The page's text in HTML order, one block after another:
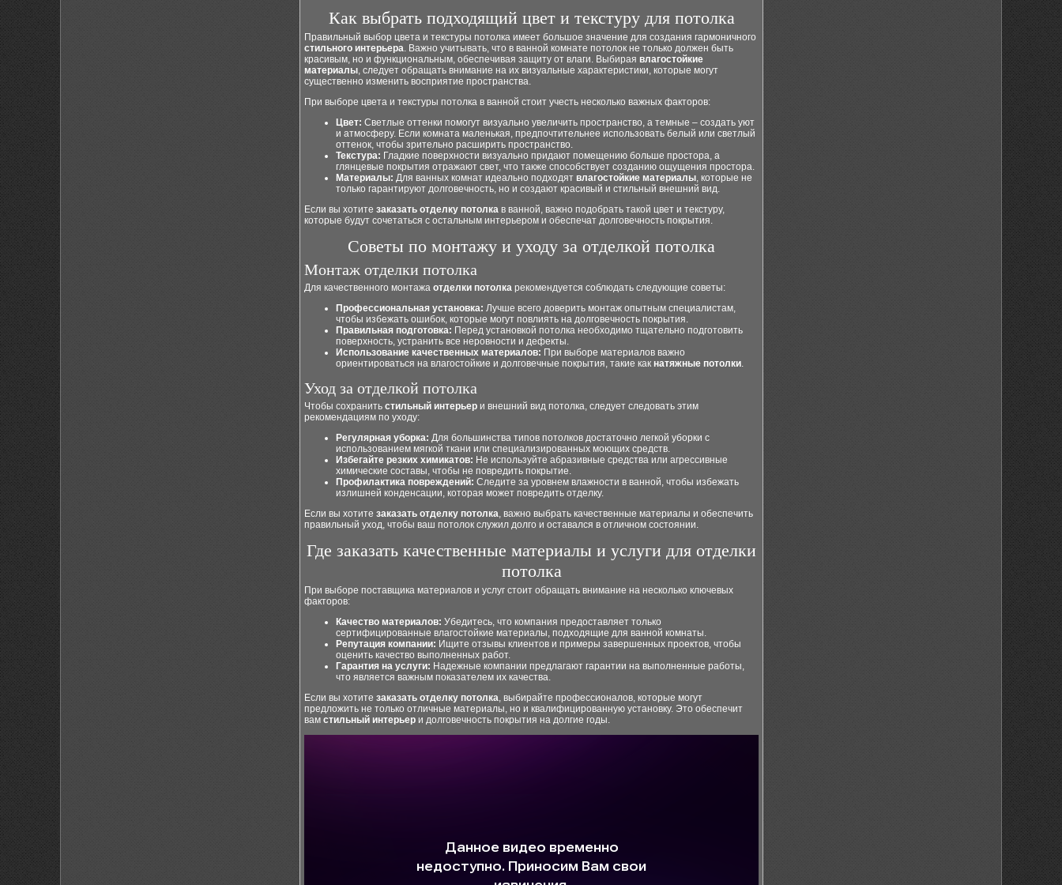
Как выбрать подходящий цвет и текстуру для потолка
Правильный выбор цвета и текстуры потолка имеет большое значение для создания гармоничного
стильного интерьера. Важно учитывать, что в ванной комнате потолок не только должен быть
красивым, но и функциональным, обеспечивая защиту от влаги. Выбирая влагостойкие
материалы, следует обращать внимание на их визуальные характеристики, которые могут
существенно изменить восприятие пространства.
При выборе цвета и текстуры потолка в ванной стоит учесть несколько важных факторов:
Цвет: Светлые оттенки помогут визуально увеличить пространство, а темные – создать уют
и атмосферу. Если комната маленькая, предпочтительнее использовать белый или светлый
оттенок, чтобы зрительно расширить пространство.
Текстура: Гладкие поверхности визуально придают помещению больше простора, а
глянцевые покрытия отражают свет, что также способствует созданию ощущения простора.
Материалы: Для ванных комнат идеально подходят влагостойкие материалы, которые не
только гарантируют долговечность, но и создают красивый и стильный внешний вид.
Если вы хотите заказать отделку потолка в ванной, важно подобрать такой цвет и текстуру,
которые будут сочетаться с остальным интерьером и обеспечат долговечность покрытия.
Советы по монтажу и уходу за отделкой потолка
Монтаж отделки потолка
Для качественного монтажа отделки потолка рекомендуется соблюдать следующие советы:
Профессиональная установка: Лучше всего доверить монтаж опытным специалистам,
чтобы избежать ошибок, которые могут повлиять на долговечность покрытия.
Правильная подготовка: Перед установкой потолка необходимо тщательно подготовить
поверхность, устранить все неровности и дефекты.
Использование качественных материалов: При выборе материалов важно
ориентироваться на влагостойкие и долговечные покрытия, такие как натяжные потолки.
Уход за отделкой потолка
Чтобы сохранить стильный интерьер и внешний вид потолка, следует следовать этим
рекомендациям по уходу:
Регулярная уборка: Для большинства типов потолков достаточно легкой уборки с
использованием мягкой ткани или специализированных моющих средств.
Избегайте резких химикатов: Не используйте абразивные средства или агрессивные
химические составы, чтобы не повредить покрытие.
Профилактика повреждений: Следите за уровнем влажности в ванной, чтобы избежать
излишней конденсации, которая может повредить отделку.
Если вы хотите заказать отделку потолка, важно выбрать качественные материалы и обеспечить
правильный уход, чтобы ваш потолок служил долго и оставался в отличном состоянии.
Где заказать качественные материалы и услуги для отделки
потолка
При выборе поставщика материалов и услуг стоит обращать внимание на несколько ключевых
факторов:
Качество материалов: Убедитесь, что компания предоставляет только
сертифицированные влагостойкие материалы, подходящие для ванной комнаты.
Репутация компании: Ищите отзывы клиентов и примеры завершенных проектов, чтобы
оценить качество выполненных работ.
Гарантия на услуги: Надежные компании предлагают гарантии на выполненные работы,
что является важным показателем их качества.
Если вы хотите заказать отделку потолка, выбирайте профессионалов, которые могут
предложить не только отличные материалы, но и квалифицированную установку. Это обеспечит
вам стильный интерьер и долговечность покрытия на долгие годы.